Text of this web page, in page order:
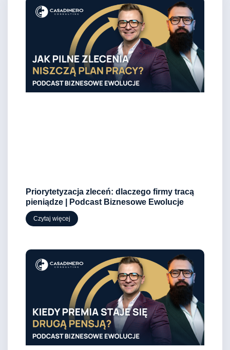
Priorytetyzacja zleceń: dlaczego firmy tracą
pieniądze | Podcast Biznesowe Ewolucje
Czytaj więcej